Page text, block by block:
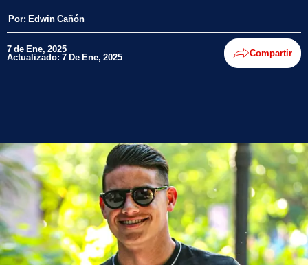
Por: Edwin Cañón
7 de Ene, 2025
Actualizado: 7 De Ene, 2025 Compartir